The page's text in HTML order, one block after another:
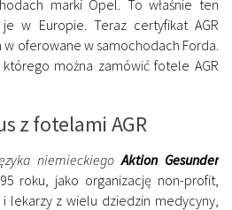
marki Opel. To właśnie ten
w Europie. Teraz certyfikat AGR
w oferowane w samochodach Forda.
można zamówić fotele AGR
z fotelami AGR
niemieckiegoAktion Gesunder
roku, jako organizację non-profit,
lekarzy z wielu dziedzin medycyny,